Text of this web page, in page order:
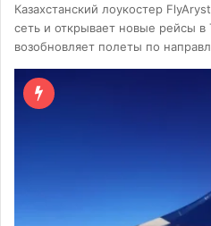
Казахстанский лоукостер
сеть и открывает новые рейсы
возобновляет полеты по